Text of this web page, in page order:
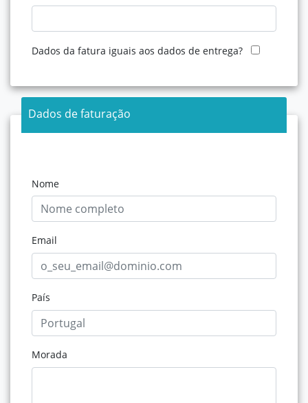
Dados da fatura iguais aos dados de entrega?
Dados de faturação
Nome
Email
País
Morada